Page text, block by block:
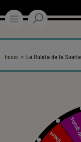
Inicio La Ruleta de la Suerte